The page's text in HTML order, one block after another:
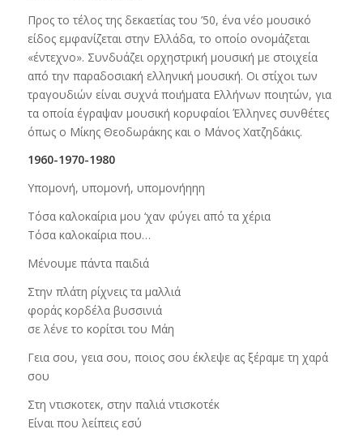
Προς το τέλος της δεκαετίας του ’50, ένα νέο μουσικό
είδος εμφανίζεται στην Ελλάδα, το οποίο ονομάζεται
«έντεχνο». Συνδυάζει ορχηστρική μουσική με στοιχεία
από την παραδοσιακή ελληνική μουσική. Οι στίχοι των
τραγουδιών είναι συχνά ποιήματα Ελλήνων ποιητών, για
τα οποία έγραψαν μουσική κορυφαίοι Έλληνες συνθέτες
όπως ο Μίκης Θεοδωράκης και ο Μάνος Χατζηδάκις.
1960-1970-1980
Υπομονή, υπομονή, υπομονήηηη
Τόσα καλοκαίρια μου ‘χαν φύγει από τα χέρια
Τόσα καλοκαίρια που…
Μένουμε πάντα παιδιά
Στην πλάτη ρίχνεις τα μαλλιά
φοράς κορδέλα βυσσινιά
σε λένε το κορίτσι του Μάη
Γεια σου, γεια σου, ποιος σου έκλεψε ας ξέραμε τη χαρά
σου
Στη ντισκοτεκ, στην παλιά ντισκοτέκ
Είναι που λείπεις εσύ